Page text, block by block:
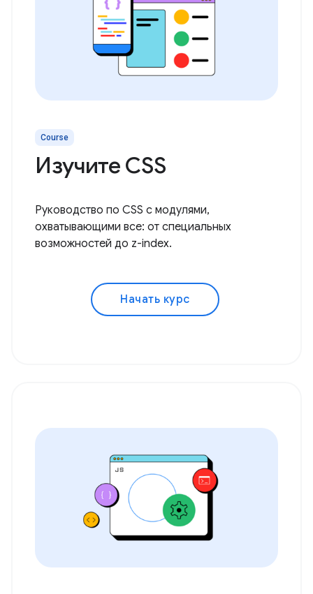
Course
Изучите CSS
Руководство по CSS с модулями,
охватывающими все: от специальных
возможностей до z-index.
Начать курс